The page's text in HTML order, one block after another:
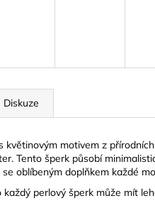
Diskuze
květinovým motivem z
Tento šperk působí
oblíbeným doplňkem každé
perlový šperk může mít